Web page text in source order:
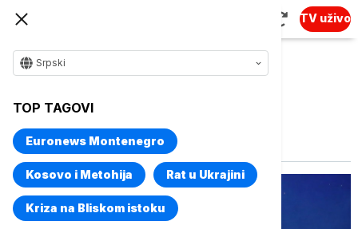
TV uživo
Srpski
TOP TAGOVI
Euronews Montenegro
Kosovo i Metohija Rat u Ukrajini
Kriza na Bliskom istoku
Vise o temi
TikTok